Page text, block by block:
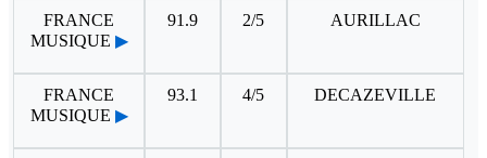
FRANCE
MUSIQUE ▶
91.9 2/5 AURILLAC
FRANCE
MUSIQUE ▶
93.1 4/5 DECAZEVILLE